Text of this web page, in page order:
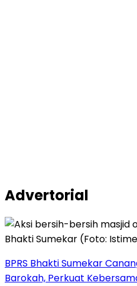
Advertorial
BPRS Bhakti Sumekar
Barokah, Perkuat